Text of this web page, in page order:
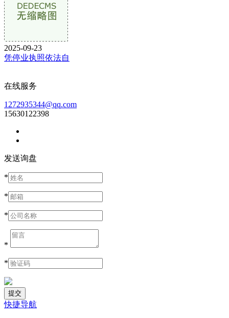
2025-09-23
凭停业执照依法自
在线服务
1272935344@qq.com
15630122398
发送询盘
*
*
*
*
*
快捷导航